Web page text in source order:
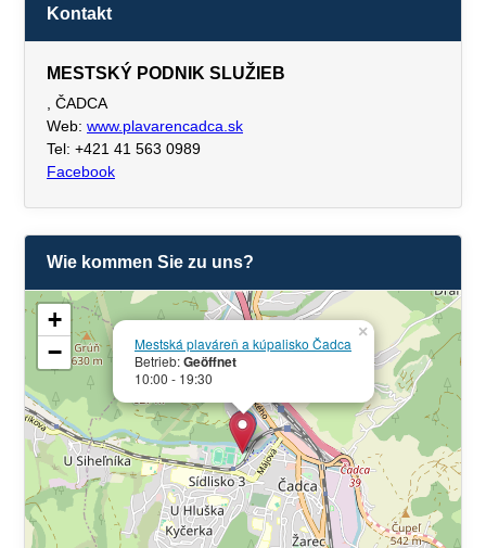
Kontakt
MESTSKÝ PODNIK SLUŽIEB
, ČADCA
Web: www.plavarencadca.sk
Tel: +421 41 563 0989
Facebook
Wie kommen Sie zu uns?
Mestská plaváreň a kúpalisko Čadca
Betrieb:Geöffnet
10:00 - 19:30
×
+
−